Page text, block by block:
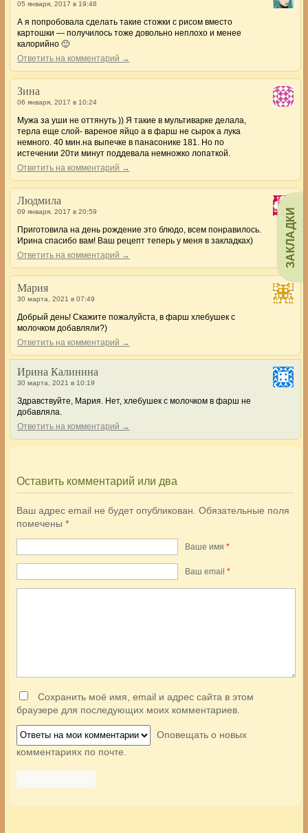
ЗАКЛАДКИ
05 января, 2017 в 19:48
А я попробовала сделать такие стожки с рисом вместо
картошки — получилось тоже довольно неплохо и менее
калорийно 🙂
Ответить на комментарий →
Зина
06 января, 2017 в 10:24
Мужа за уши не оттянуть )) Я такие в мультиварке делала,
терла еще слой- вареное яйцо а в фарш не сырок а лука
немного. 40 мин.на выпечке в панасонике 181. Но по
истечении 20ти минут поддевала немножко лопаткой.
Ответить на комментарий →
Людмила
09 января, 2017 в 20:59
Приготовила на день рождение это блюдо, всем понравилось.
Ирина спасибо вам! Ваш рецепт теперь у меня в закладках)
Ответить на комментарий →
Мария
30 марта, 2021 в 07:49
Добрый день! Скажите пожалуйста, в фарш хлебушек с
молочком добавляли?)
Ответить на комментарий →
Ирина Калинина
30 марта, 2021 в 10:19
Здравствуйте, Мария. Нет, хлебушек с молочком в фарш не
добавляла.
Ответить на комментарий →
Оставить комментарий или два
Ваш адрес email не будет опубликован. Обязательные поля
помечены *
Ваше имя *
Ваш еmail *
Сохранить моё имя, email и адрес сайта в этом
браузере для последующих моих комментариев.
Оповещать о новых
комментариях по почте.